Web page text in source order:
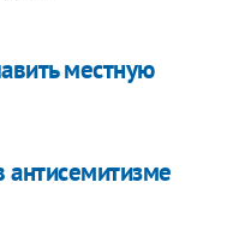
местную